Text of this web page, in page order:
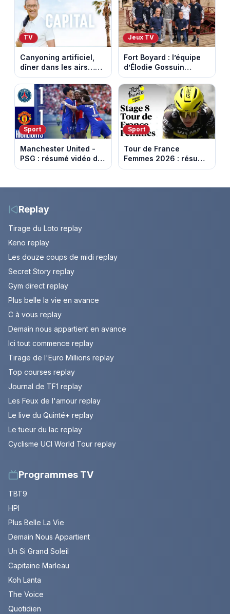
TV
Canyoning artificiel,
dîner dans les airs…
les loisirs les plus fous
passés au crible dans
Capital
Jeux TV
Fort Boyard : l’équipe
d’Élodie Gossuin
termine avec une belle
somme pour l'Unicef et
le Refuge
Sport
Manchester United -
PSG : résumé vidéo du
match amical du 8 août
Sport
Tour de France
Femmes 2026 : résumé
vidéo de la 9e étape
Replay
Tirage du Loto replay
Keno replay
Les douze coups de midi replay
Secret Story replay
Gym direct replay
Plus belle la vie en avance
C à vous replay
Demain nous appartient en avance
Ici tout commence replay
Tirage de l'Euro Millions replay
Top courses replay
Journal de TF1 replay
Les Feux de l'amour replay
Le live du Quinté+ replay
Le tueur du lac replay
Cyclisme UCI World Tour replay
Programmes TV
TBT9
HPI
Plus Belle La Vie
Demain Nous Appartient
Un Si Grand Soleil
Capitaine Marleau
Koh Lanta
The Voice
Quotidien